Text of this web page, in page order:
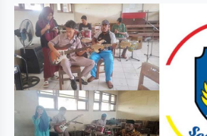
masing dalam